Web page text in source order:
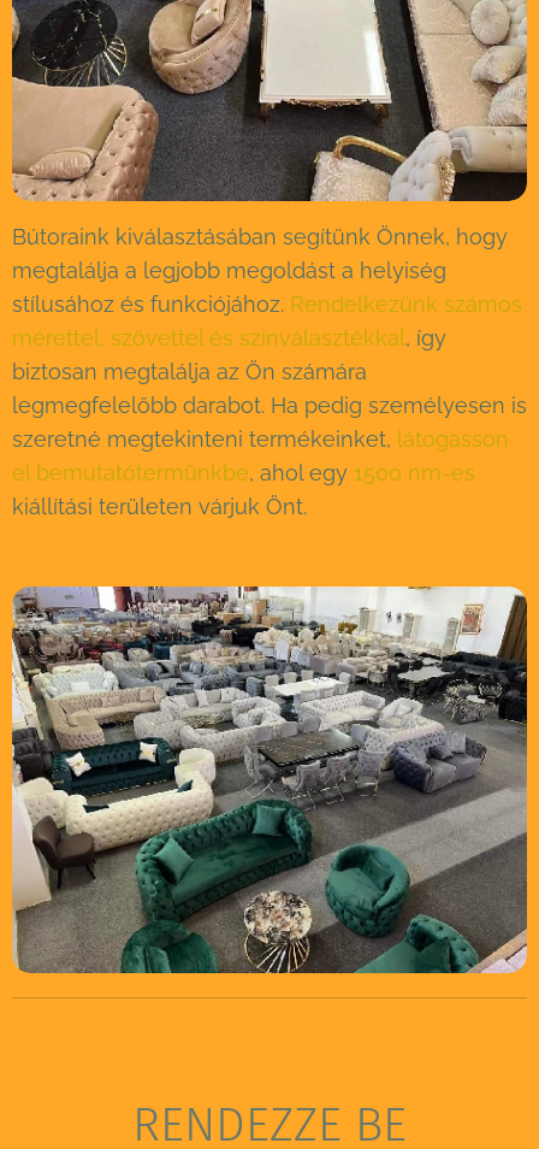
Bútoraink kiválasztásában segítünk Önnek, hogy
megtalálja a legjobb megoldást a helyiség
stílusához és funkciójához. Rendelkezünk számos
mérettel, szövettel és színválasztékkal, így
biztosan megtalálja az Ön számára
legmegfelelőbb darabot. Ha pedig személyesen is
szeretné megtekinteni termékeinket, látogasson
el bemutatótermünkbe, ahol egy 1500 nm-es
kiállítási területen várjuk Önt.
RENDEZZE BE